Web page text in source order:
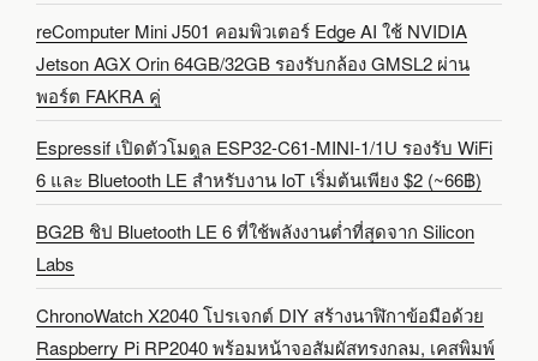
reComputer Mini J501 คอมพิวเตอร์ Edge AI ใช้ NVIDIA
Jetson AGX Orin 64GB/32GB รองรับกล้อง GMSL2 ผ่าน
พอร์ต FAKRA คู่
Espressif เปิดตัวโมดูล ESP32-C61-MINI-1/1U รองรับ WiFi
6 และ Bluetooth LE สำหรับงาน IoT เริ่มต้นเพียง $2 (~66฿)
BG2B ชิป Bluetooth LE 6 ที่ใช้พลังงานต่ำที่สุดจาก Silicon
Labs
ChronoWatch X2040 โปรเจกต์ DIY สร้างนาฬิกาข้อมือด้วย
Raspberry Pi RP2040 พร้อมหน้าจอสัมผัสทรงกลม, เคสพิมพ์